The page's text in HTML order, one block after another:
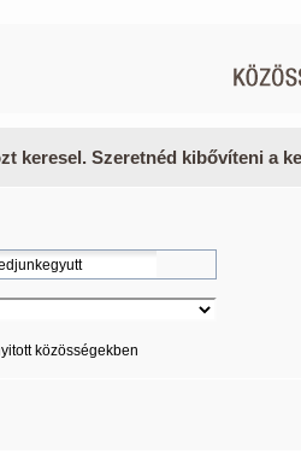
keresel. Szeretnéd kibővíteni a
közösségekben